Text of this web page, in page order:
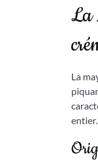
La
La
entier.